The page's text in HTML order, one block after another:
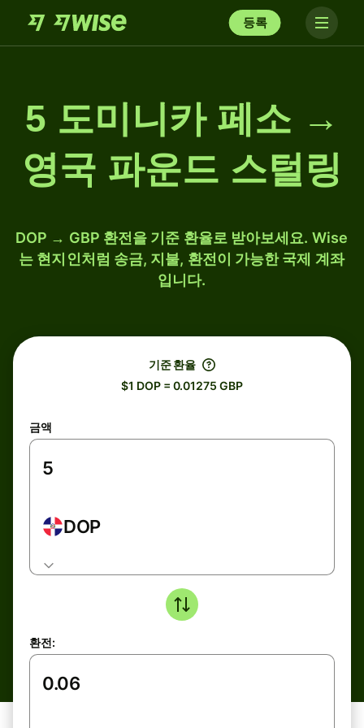
등록
5 도미니카 페소 →
영국 파운드 스털링
DOP → GBP 환전을 기준 환율로 받아보세요. Wise
는 현지인처럼 송금, 지불, 환전이 가능한 국제 계좌
입니다.
기준 환율
$1 DOP = 0.01275 GBP
금액
DOP
환전: